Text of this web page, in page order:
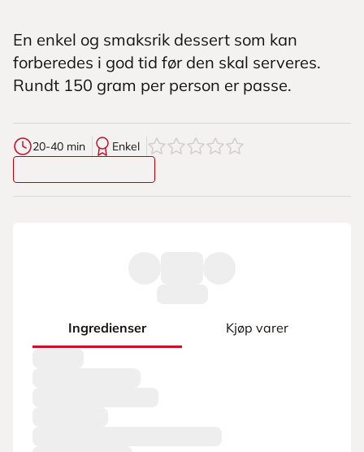
En enkel og smaksrik dessert som kan
forberedes i god tid før den skal serveres.
Rundt 150 gram per person er passe.
20-40 min Enkel 0av5stjerner
Ingredienser Kjøp varer